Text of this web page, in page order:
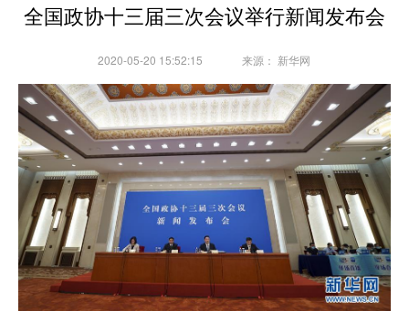
全国政协十三届三次会议举行新闻发布会
2020-05-20 15:52:15 来源： 新华网